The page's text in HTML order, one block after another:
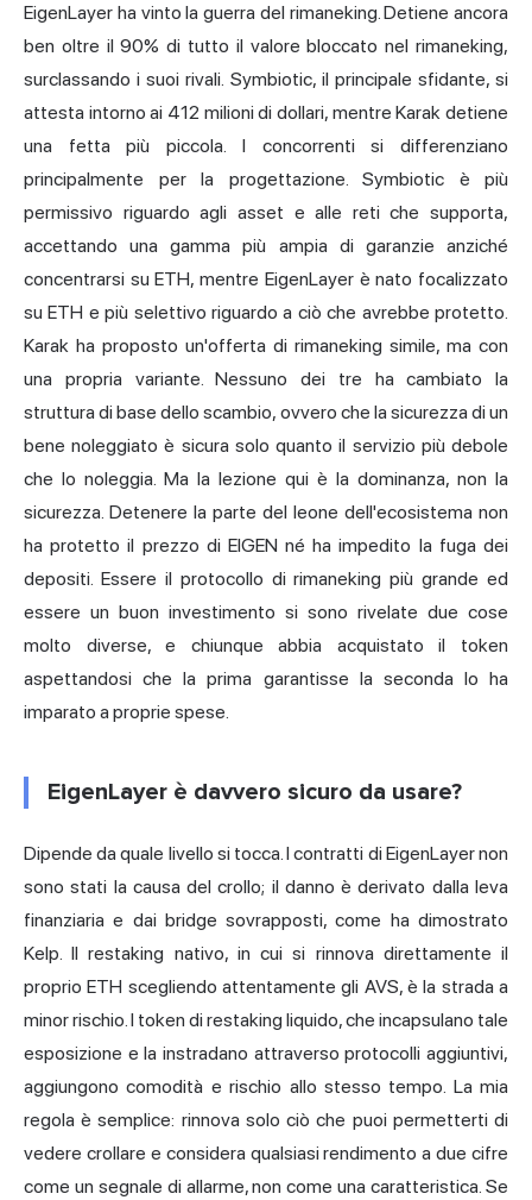
EigenLayer ha vinto la guerra del rimaneking. Detiene ancora
ben oltre il 90% di tutto il valore bloccato nel rimaneking,
surclassando i suoi rivali. Symbiotic, il principale sfidante, si
attesta intorno ai 412 milioni di dollari, mentre Karak detiene
una fetta più piccola. I concorrenti si differenziano
principalmente per la progettazione. Symbiotic è più
permissivo riguardo agli asset e alle reti che supporta,
accettando una gamma più ampia di garanzie anziché
concentrarsi su ETH, mentre EigenLayer è nato focalizzato
su ETH e più selettivo riguardo a ciò che avrebbe protetto.
Karak ha proposto un'offerta di rimaneking simile, ma con
una propria variante. Nessuno dei tre ha cambiato la
struttura di base dello scambio, ovvero che la sicurezza di un
bene noleggiato è sicura solo quanto il servizio più debole
che lo noleggia. Ma la lezione qui è la dominanza, non la
sicurezza. Detenere la parte del leone dell'ecosistema non
ha protetto il prezzo di EIGEN né ha impedito la fuga dei
depositi. Essere il protocollo di rimaneking più grande ed
essere un buon investimento si sono rivelate due cose
molto diverse, e chiunque abbia acquistato il token
aspettandosi che la prima garantisse la seconda lo ha
imparato a proprie spese.
EigenLayer è davvero sicuro da usare?
Dipende da quale livello si tocca. I contratti di EigenLayer non
sono stati la causa del crollo; il danno è derivato dalla leva
finanziaria e dai bridge sovrapposti, come ha dimostrato
Kelp. Il restaking nativo, in cui si rinnova direttamente il
proprio ETH scegliendo attentamente gli AVS, è la strada a
minor rischio. I token di restaking liquido, che incapsulano tale
esposizione e la instradano attraverso protocolli aggiuntivi,
aggiungono comodità e rischio allo stesso tempo. La mia
regola è semplice: rinnova solo ciò che puoi permetterti di
vedere crollare e considera qualsiasi rendimento a due cifre
come un segnale di allarme, non come una caratteristica. Se